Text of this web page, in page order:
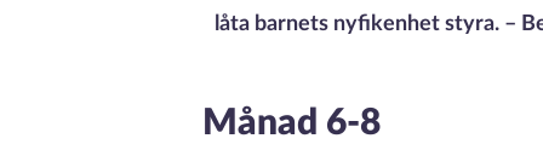
låta barnets nyfikenhet styra. –
Månad 6-8